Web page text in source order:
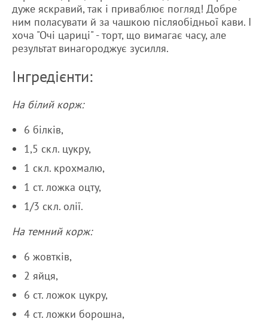
дуже яскравий, так і приваблює погляд! Добре
ним поласувати й за чашкою післяобідньої кави. І
хоча "Очі цариці" - торт, що вимагає часу, але
результат винагороджує зусилля.
Інгредієнти:
На білий корж:
6 білків,
1,5 скл. цукру,
1 скл. крохмалю,
1 ст. ложка оцту,
1/3 скл. олії.
На темний корж:
6 жовтків,
2 яйця,
6 ст. ложок цукру,
4 ст. ложки борошна,